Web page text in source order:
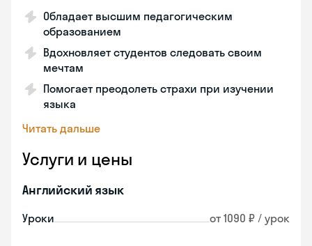
Обладает высшим педагогическим
образованием
Вдохновляет студентов следовать своим
мечтам
Помогает преодолеть страхи при изучении
языка
Читать дальше
Услуги и цены
Английский язык
Уроки от 1090 ₽ / урок